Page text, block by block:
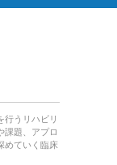
行うリハビリ
課題、アプロ
めていく臨床